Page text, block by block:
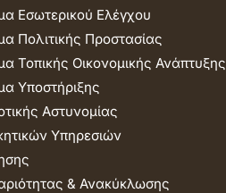
Εσωτερικού Ελέγχου
Πολιτικής Προστασίας
Τοπικής Οικονομικής Ανάπτυξης
Υποστήριξης
Αστυνομίας
Υπηρεσιών
& Ανακύκλωσης